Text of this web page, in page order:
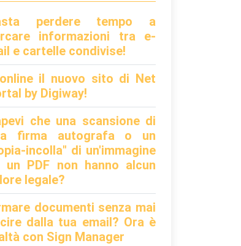
perdere tempo a
informazioni tra e-
e cartelle condivise!
il nuovo sito di Net
by Digiway!
che una scansione di
firma autografa o un
incolla" di un'immagine
un PDF non hanno alcun
legale?
documenti senza mai
dalla tua email? Ora è
con Sign Manager